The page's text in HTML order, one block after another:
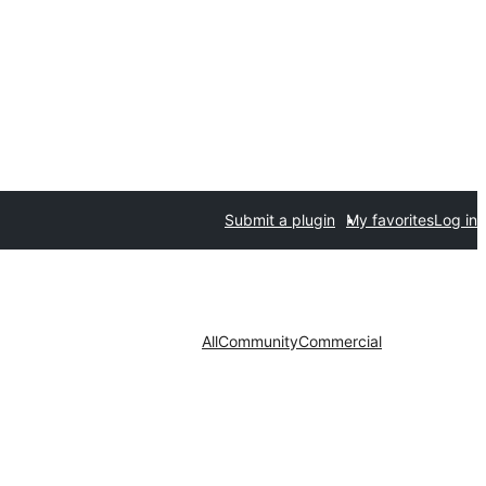
Submit a plugin My favoritesLog in
AllCommunityCommercial